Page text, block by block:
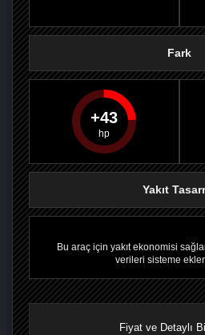
PAYLAŞPAYLAŞPLUS'TA
Fark
43
Yakıt
Bu araç için yakıt ekonomisi
verileri sisteme
Fiyat ve Detaylı